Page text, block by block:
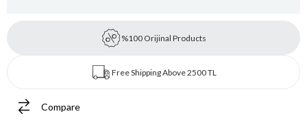
%100 Orijinal Products
Free Shipping Above 2500 TL
Compare